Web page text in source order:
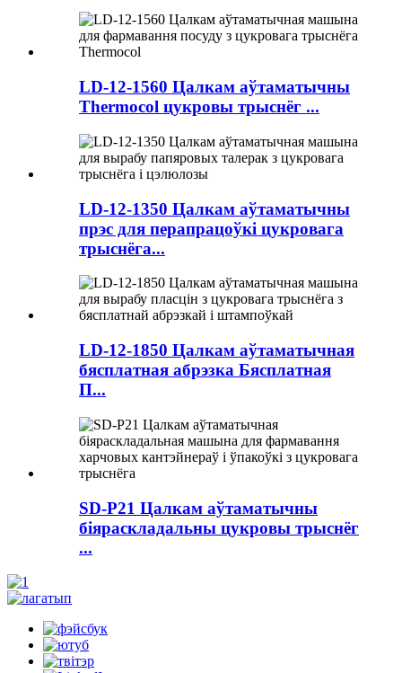
LD-12-1560 Цалкам аўтаматычны
Thermocol цукровы трыснёг ...
LD-12-1350 Цалкам аўтаматычны
прэс для перапрацоўкі цукровага
трыснёга...
LD-12-1850 Цалкам аўтаматычная
бясплатная абрэзка Бясплатная
П...
SD-P21 Цалкам аўтаматычны
біяраскладальны цукровы трыснёг
...